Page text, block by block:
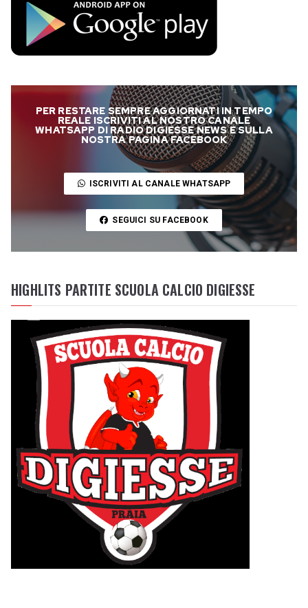
PER RESTARE SEMPRE AGGIORNATI IN TEMPO
REALE ISCRIVITI AL NOSTRO CANALE
WHATSAPP DI RADIO DIGIESSE NEWS E SULLA
NOSTRA PAGINA FACEBOOK
ISCRIVITI AL CANALE WHATSAPP
SEGUICI SU FACEBOOK
HIGHLITS PARTITE SCUOLA CALCIO DIGIESSE